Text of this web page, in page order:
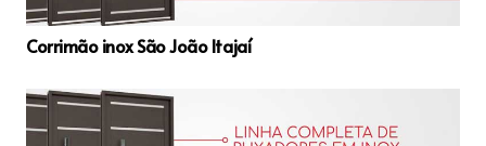
Corrimão inox São João Itajaí